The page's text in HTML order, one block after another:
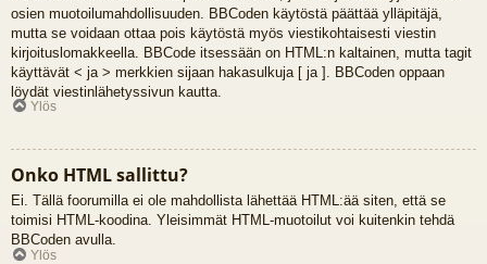
osien muotoilumahdollisuuden. BBCoden käytöstä päättää ylläpitäjä,
mutta se voidaan ottaa pois käytöstä myös viestikohtaisesti viestin
kirjoituslomakkeella. BBCode itsessään on HTML:n kaltainen, mutta tagit
käyttävät < ja > merkkien sijaan hakasulkuja [ ja ]. BBCoden oppaan
löydät viestinlähetyssivun kautta.
Ylös
Onko HTML sallittu?
Ei. Tällä foorumilla ei ole mahdollista lähettää HTML:ää siten, että se
toimisi HTML-koodina. Yleisimmät HTML-muotoilut voi kuitenkin tehdä
BBCoden avulla.
Ylös